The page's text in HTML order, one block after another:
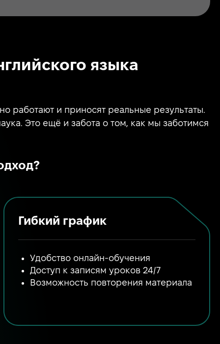
языка
работают и приносят реальные результаты.
Это ещё и забота о том, как мы заботимся
Гибкий график
Удобство онлайн-обучения
Доступ к записям уроков 24/7
Возможность повторения материала